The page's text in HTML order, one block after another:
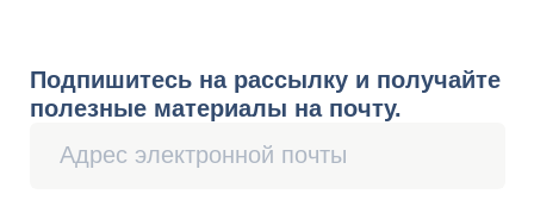
отчётности
Экспресс-диагностика
Портал Бухгалтера
Комплаенс-помощник